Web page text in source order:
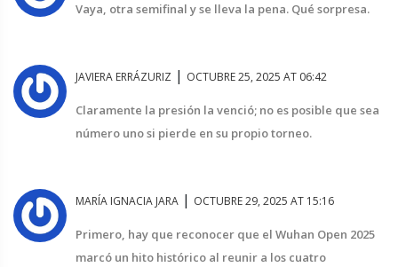
Vaya, otra semifinal y se lleva la pena. Qué sorpresa.
JAVIERA ERRÁZURIZ | OCTUBRE 25, 2025 AT 06:42
Claramente la presión la venció; no es posible que sea
número uno si pierde en su propio torneo.
MARÍA IGNACIA JARA | OCTUBRE 29, 2025 AT 15:16
Primero, hay que reconocer que el Wuhan Open 2025
marcó un hito histórico al reunir a los cuatro